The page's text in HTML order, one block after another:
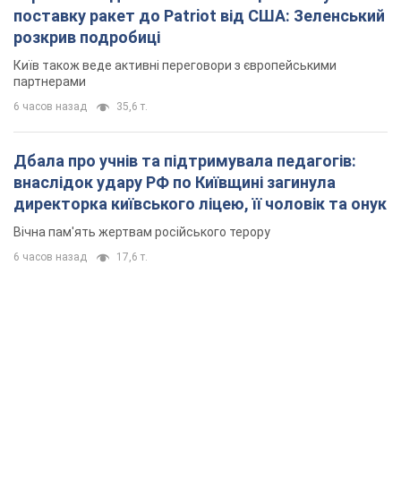
поставку ракет до Patriot від США: Зеленський
розкрив подробиці
Київ також веде активні переговори з європейськими
партнерами
6 часов назад 35,6 т.
Дбала про учнів та підтримувала педагогів:
внаслідок удару РФ по Київщині загинула
директорка київського ліцею, її чоловік та онук
Вічна пам'ять жертвам російського терору
6 часов назад 17,6 т.